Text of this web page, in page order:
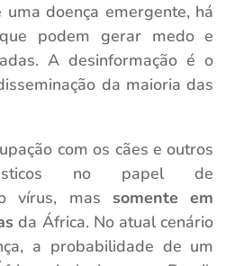
doença emergente, há
podem gerar medo e
A desinformação é o
da maioria das
com os cães e outros
no papel de
vírus, massomente em
da África. No atual cenário
a probabilidade de um